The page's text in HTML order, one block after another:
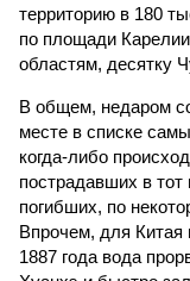
территорию в 180
по площади
областям, десятку
В общем, недаром
месте в списке
когда-либо
пострадавших в тот
погибших, по
Впрочем, для Китая
1887 года вода